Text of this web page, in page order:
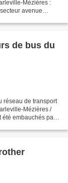
Mézières :
avenue
de bus du
réseau de transport
Mézières /
été embauchés par